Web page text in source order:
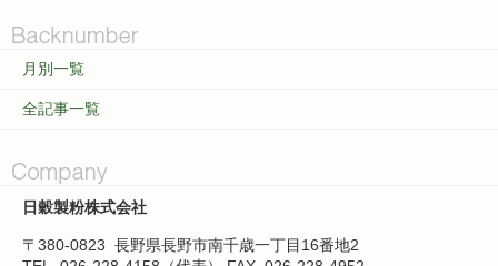
月別一覧
全記事一覧
日穀製粉株式会社
〒380-0823 長野県長野市南千歳一丁目16番地2